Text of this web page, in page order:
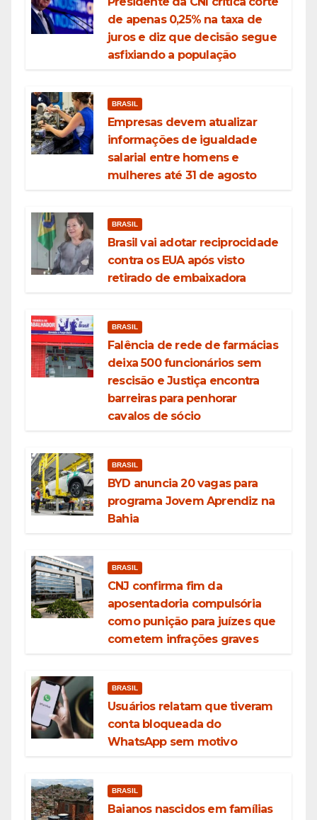
de apenas 0,25% na taxa de
juros e diz que decisão segue
asfixiando a população
BRASIL
Empresas devem atualizar
informações de igualdade
salarial entre homens e
mulheres até 31 de agosto
BRASIL
Brasil vai adotar reciprocidade
contra os EUA após visto
retirado de embaixadora
BRASIL
Falência de rede de farmácias
deixa 500 funcionários sem
rescisão e Justiça encontra
barreiras para penhorar
cavalos de sócio
BRASIL
BYD anuncia 20 vagas para
programa Jovem Aprendiz na
Bahia
BRASIL
CNJ confirma fim da
aposentadoria compulsória
como punição para juízes que
cometem infrações graves
BRASIL
Usuários relatam que tiveram
conta bloqueada do
WhatsApp sem motivo
BRASIL
Baianos nascidos em famílias